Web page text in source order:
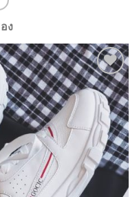
ง
ADD TO
WISHLIST